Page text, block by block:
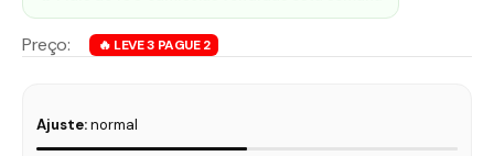
Ajuste:normal